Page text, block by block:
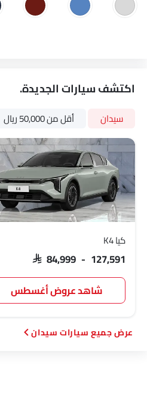
اكتشف سيارات الجديدة.
سيدان أقل من 50,000 ريال
كيا K4
SAR 84,999 - 127,591
شاهد عروض أغسطس
سيارات سيدان